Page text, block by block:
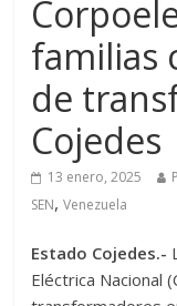
familias
de
Cojedes
13 enero, 2025
SEN,Venezuela
Estado Cojedes.-
Eléctrica Nacional